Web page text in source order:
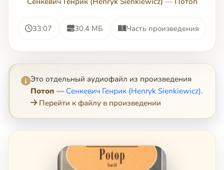
33:07 30.4 МБ Часть произведения
Это отдельный аудиофайл из произведения
Потоп — Сенкевич Генрик (Henryk Sienkiewicz).
Перейти к файлу в произведении